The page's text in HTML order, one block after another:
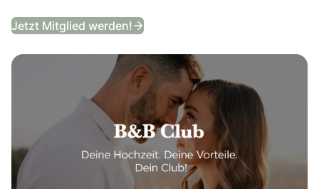
Jetzt Mitglied werden! B&B Club